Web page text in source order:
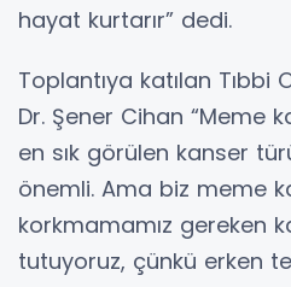
hayat kurtarır” dedi.
Toplantıya katılan Tıbbi
Dr. Şener Cihan “Meme
en sık görülen kanser
önemli. Ama biz meme
korkmamamız gereken
tutuyoruz, çünkü erken